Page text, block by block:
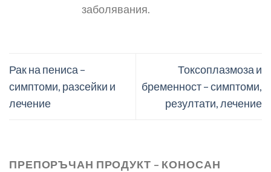
заболявания.
Рак на пениса –
симптоми, разсейки и
лечение
Токсоплазмоза и
бременност – симптоми,
резултати, лечение
ПРЕПОРЪЧАН ПРОДУКТ – КОНОСАН